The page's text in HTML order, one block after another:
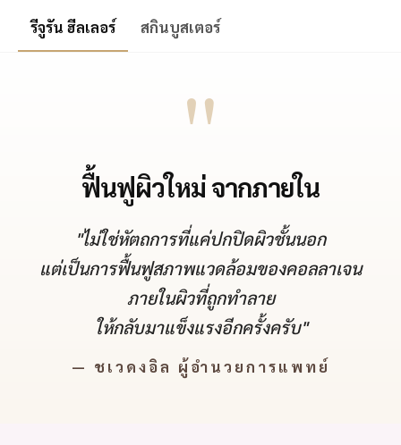
รีจูรัน ฮีลเลอร์ สกินบูสเตอร์
"
ฟื้นฟูผิวใหม่ จากภายใน
"ไม่ใช่หัตถการที่แค่ปกปิดผิวชั้นนอก
แต่เป็นการฟื้นฟูสภาพแวดล้อมของคอลลาเจน
ภายในผิวที่ถูกทำลาย
ให้กลับมาแข็งแรงอีกครั้งครับ"
— ชเวดงอิล ผู้อำนวยการแพทย์